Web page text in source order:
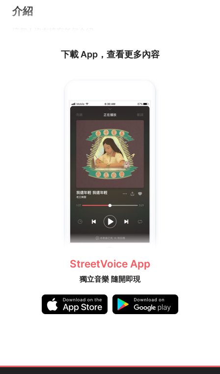
介紹
下載 App，查看更多內容
StreetVoice App
獨立音樂 隨開即現